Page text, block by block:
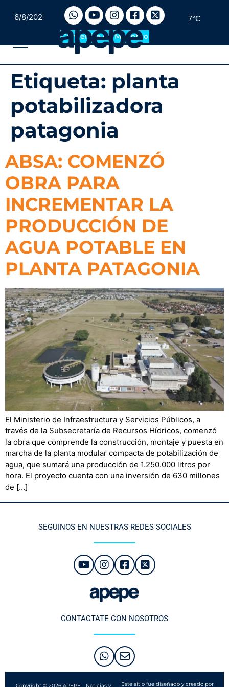
6/8/2026 7°C
Convertite en Miembro
Etiqueta: planta
potabilizadora
patagonia
ABSA: COMENZÓ
OBRA PARA
INCREMENTAR LA
PRODUCCIÓN DE
AGUA POTABLE EN
PLANTA PATAGONIA
El Ministerio de Infraestructura y Servicios Públicos, a
través de la Subsecretaría de Recursos Hídricos, comenzó
la obra que comprende la construcción, montaje y puesta en
marcha de la planta modular compacta de potabilización de
agua, que sumará una producción de 1.250.000 litros por
hora. El proyecto cuenta con una inversión de 630 millones
de […]
SEGUINOS EN NUESTRAS REDES SOCIALES
CONTACTATE CON NOSOTROS
Este sitio fue diseñado y creado por